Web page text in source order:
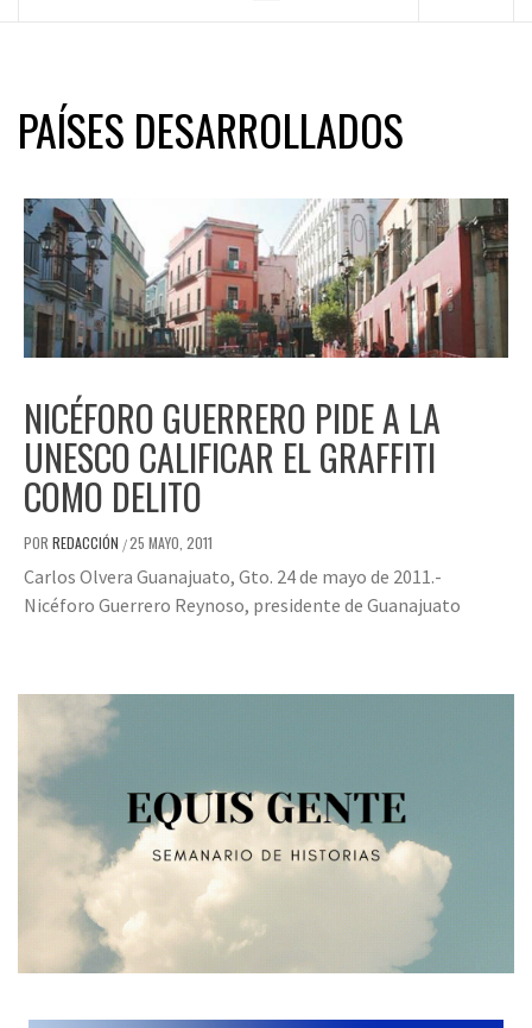
PAÍSES DESARROLLADOS
NICÉFORO GUERRERO PIDE A LA
UNESCO CALIFICAR EL GRAFFITI
COMO DELITO
POR REDACCIÓN /25 MAYO, 2011
Carlos Olvera Guanajuato, Gto. 24 de mayo de 2011.-
Nicéforo Guerrero Reynoso, presidente de Guanajuato